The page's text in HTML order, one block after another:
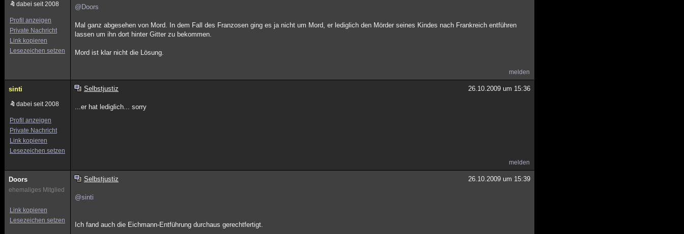
dabei seit 2008
Profil anzeigen
Private Nachricht
Link kopieren
Lesezeichen setzen
@Doors
Mal ganz abgesehen von Mord. In dem Fall des Franzosen ging es ja nicht um Mord, er lediglich den Mörder seines Kindes nach Frankreich entführen
lassen um ihn dort hinter Gitter zu bekommen.
Mord ist klar nicht die Lösung.
melden
sinti
dabei seit 2008
Profil anzeigen
Private Nachricht
Link kopieren
Lesezeichen setzen
Selbstjustiz 26.10.2009 um 15:36
...er hat lediglich... sorry
melden
Doors
ehemaliges Mitglied
Link kopieren
Lesezeichen setzen
Selbstjustiz 26.10.2009 um 15:39
@sinti
Ich fand auch die Eichmann-Entführung durchaus gerechtfertigt.